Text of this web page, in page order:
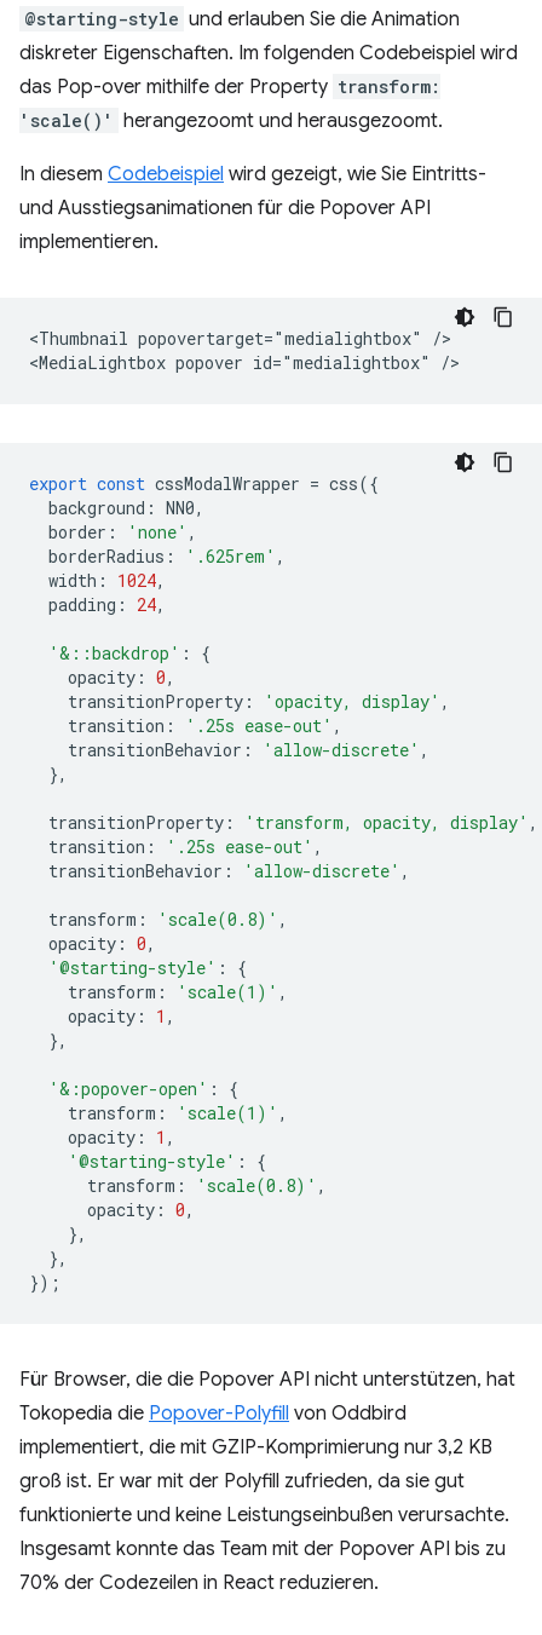
@starting-style und erlauben Sie die Animation
diskreter Eigenschaften. Im folgenden Codebeispiel wird
das Pop-over mithilfe der Property transform:
'scale()'
herangezoomt und herausgezoomt.
In diesem Codebeispiel wird gezeigt, wie Sie Eintritts-
und Ausstiegsanimationen für die Popover API
implementieren.
<Thumbnail popovertarget="medialightbox" />
export const cssModalWrapper = css({
background : NN0,
border : 'none' ,
borderRadius : '.625rem' ,
width : 1024,
padding : 24,
'&::backdrop' :
{
opacity : 0,
transitionProperty : 'opacity, display' ,
transition : '.25s ease-out' ,
transitionBehavior : 'allow-discrete' ,
},
transitionProperty : 'transform, opacity, display' ,
transition : '.25s ease-out' ,
transitionBehavior : 'allow-discrete' ,
transform : 'scale(0.8)' ,
opacity : 0,
'@starting-style' :
{
transform : 'scale(1)' ,
opacity : 1 ,
},
'&:popover-open' :
{
transform : 'scale(1)' ,
opacity : 1 ,
'@starting-style' :
{
transform : 'scale(0.8)' ,
opacity : 0,
},
},
});
Für Browser, die die Popover API nicht unterstützen, hat
Tokopedia die Popover-Polyfill von Oddbird
implementiert, die mit GZIP-Komprimierung nur 3,2 KB
groß ist. Er war mit der Polyfill zufrieden, da sie gut
funktionierte und keine Leistungseinbußen verursachte.
Insgesamt konnte das Team mit der Popover API bis zu
70% der Codezeilen in React reduzieren.